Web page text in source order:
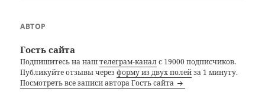
АВТОР
Гость сайта
Подпишитесь на наштелеграм-каналс 19000 подписчиков.
Публикуйте отзывы черезформу из двух полейза 1 минуту.
Посмотреть все записи автора Гость сайта